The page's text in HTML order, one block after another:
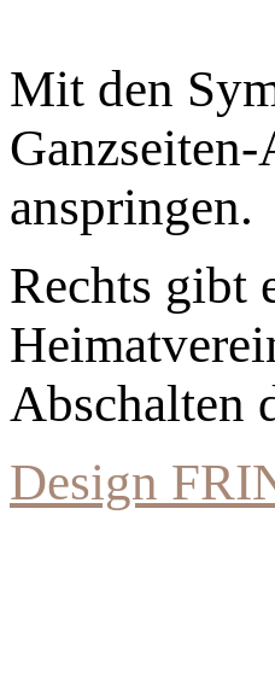
Mit den
anspringen.
Rechts gibt
Abschalten
Design